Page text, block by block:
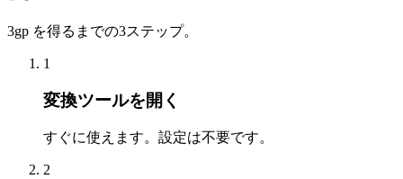
3gp を得るまでの3ステップ。
1
変換ツールを開く
すぐに使えます。設定は不要です。
2